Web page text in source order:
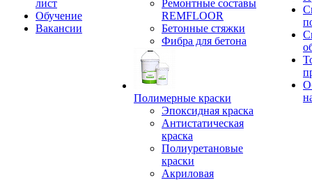
лист
Обучение
Вакансии
Ремонтные составы
REMFLOOR
Бетонные стяжки
Фибра для бетона
Полимерные краски
Эпоксидная краска
Антистатическая
краска
Полиуретановые
краски
Акриловая